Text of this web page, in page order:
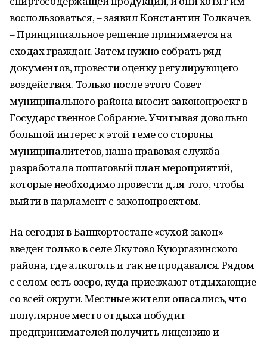
воспользоваться, – заявил Константин Толкачев.
– Принципиальное решение принимается на
сходах граждан. Затем нужно собрать ряд
документов, провести оценку регулирующего
воздействия. Только после этого Совет
муниципального района вносит законопроект в
Государственное Собрание. Учитывая довольно
большой интерес к этой теме со стороны
муниципалитетов, наша правовая служба
разработала пошаговый план мероприятий,
которые необходимо провести для того, чтобы
выйти в парламент с законопроектом.
На сегодня в Башкортостане «сухой закон»
введен только в селе Якутово Куюргазинского
района, где алкоголь и так не продавался. Рядом
с селом есть озеро, куда приезжают отдыхающие
со всей округи. Местные жители опасались, что
популярное место отдыха побудит
предпринимателей получить лицензию и